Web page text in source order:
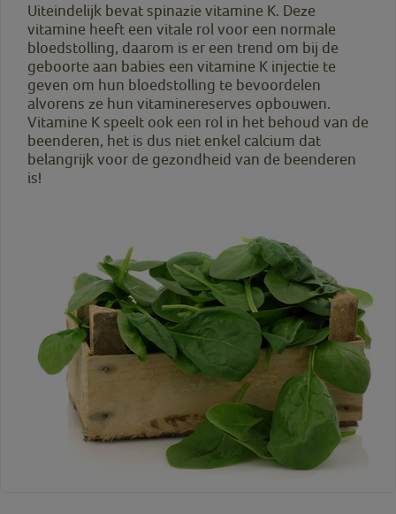
Uiteindelijk bevat spinazie vitamine K. Deze
vitamine heeft een vitale rol voor een normale
bloedstolling, daarom is er een trend om bij de
geboorte aan babies een vitamine K injectie te
geven om hun bloedstolling te bevoordelen
alvorens ze hun vitaminereserves opbouwen.
Vitamine K speelt ook een rol in het behoud van de
beenderen, het is dus niet enkel calcium dat
belangrijk voor de gezondheid van de beenderen
is!